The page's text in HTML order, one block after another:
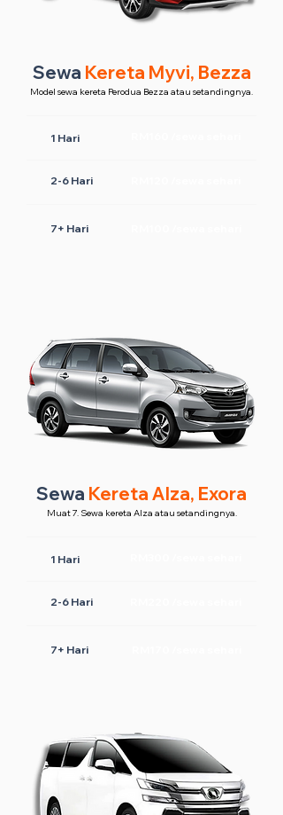
Sewa Kereta Myvi, Bezza
Model sewa kereta Perodua Bezza atau setandingnya.
1 Hari
2-6 Hari
7+ Hari
Sewa Kereta Alza, Exora
Muat 7. Sewa kereta Alza atau setandingnya.
1 Hari
2-6 Hari
7+ Hari